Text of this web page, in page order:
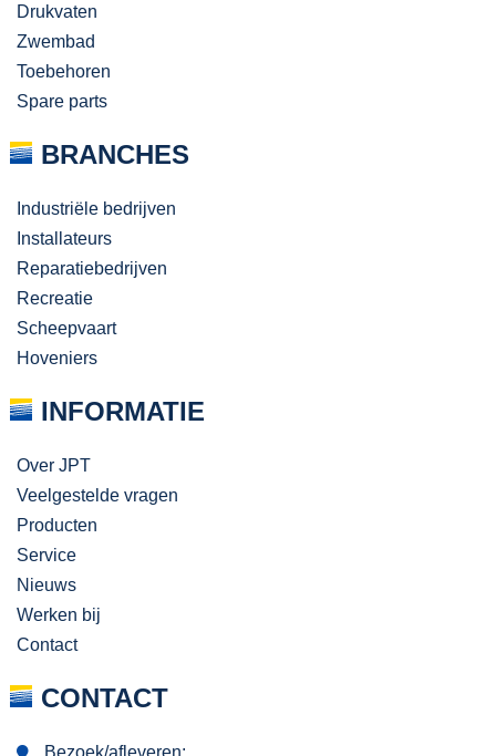
Drukvaten
Zwembad
Toebehoren
Spare parts
BRANCHES
Industriële bedrijven
Installateurs
Reparatiebedrijven
Recreatie
Scheepvaart
Hoveniers
INFORMATIE
Over JPT
Veelgestelde vragen
Producten
Service
Nieuws
Werken bij
Contact
CONTACT
Bezoek/afleveren: